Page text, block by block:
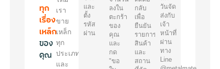
ทุก
เรื่อง
เหล็ก
ของ
คุณ
เรา
ขาย
เหล็ก
ทุก
ประเภท
และ
และ
ตั้ง
รหัส
ผ่าน
ลงใน
ตะกร้า
ของ
คุณ
และ
กด
"ขอ
กลับ
เพื่อ
ยืนยัน
รายการ
สินค้า
และ
สถาน
วันจัด
ส่งกับ
เจ้า
หน้าที่
ผ่าน
ทาง
Line